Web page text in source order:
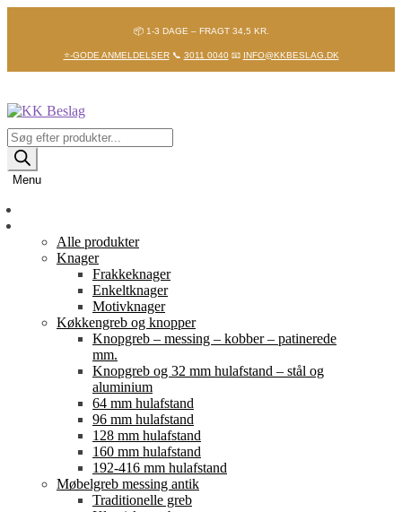
📦 1-3 DAGE – FRAGT 34,5 KR.
⭐-GODE ANMELDELSER📞 3011 0040📧 INFO@KKBESLAG.DK
Spring
til
navigation
Spring
til
indhold
Products
search
Menu
Alle produkter
Knager
Frakkeknager
Enkeltknager
Motivknager
Køkkengreb og knopper
Knopgreb – messing – kobber – patinerede
mm.
Knopgreb og 32 mm hulafstand – stål og
aluminium
64 mm hulafstand
96 mm hulafstand
128 mm hulafstand
160 mm hulafstand
192-416 mm hulafstand
Møbelgreb messing antik
Traditionelle greb